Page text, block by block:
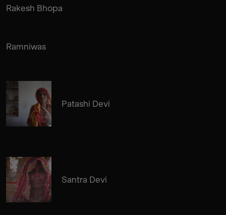
Rakesh Bhopa
Ramniwas
Patashi Devi
Santra Devi